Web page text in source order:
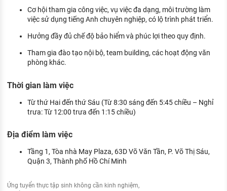
Cơ hội tham gia công việc, vụ việc đa dạng, môi trường làm
việc sử dụng tiếng Anh chuyên nghiệp, có lộ trình phát triển.
Hưởng đầy đủ chế độ bảo hiểm và phúc lợi theo quy định.
Tham gia đào tạo nội bộ, team building, các hoạt động văn
phòng khác.
Thời gian làm việc
Từ thứ Hai đến thứ Sáu (Từ 8:30 sáng đến 5:45 chiều – Nghỉ
trưa: Từ 12:00 trưa đến 1:15 chiều)
Địa điểm làm việc
Tầng 1, Tòa nhà May Plaza, 63D Võ Văn Tần, P. Võ Thị Sáu,
Quận 3, Thành phố Hồ Chí Minh
Ứng tuyển thực tập sinh không cần kinh nghiệm